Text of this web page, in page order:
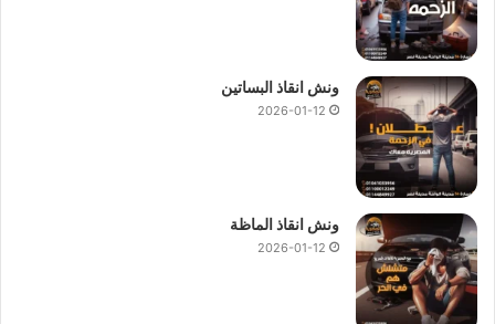
ونش انقاذ البساتين
2026-01-12
ونش انقاذ الماظة
2026-01-12